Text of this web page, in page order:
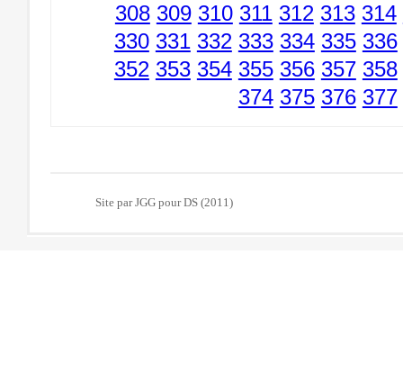
308 309 310 311 312 313 314
330 331 332 333 334 335 336
352 353 354 355 356 357 358
374 375 376 377
Site par JGG pour DS (2011)